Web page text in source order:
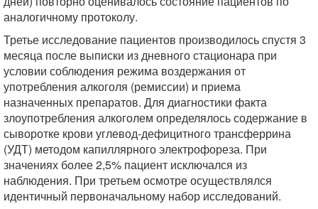
аналогичному протоколу.
Третье исследование пациентов производилось спустя 3
месяца после выписки из дневного стационара при
условии соблюдения режима воздержания от
употребления алкоголя (ремиссии) и приема
назначенных препаратов. Для диагностики факта
злоупотребления алкоголем определялось содержание в
сыворотке крови углевод-дефицитного трансферрина
(УДТ) методом капиллярного электрофореза. При
значениях более 2,5% пациент исключался из
наблюдения. При третьем осмотре осуществлялся
идентичный первоначальному набор исследований.